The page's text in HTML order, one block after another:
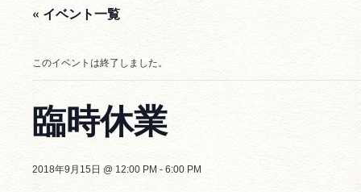
« イベント一覧
このイベントは終了しました。
臨時休業
2018年9月15日 @ 12:00 PM - 6:00 PM